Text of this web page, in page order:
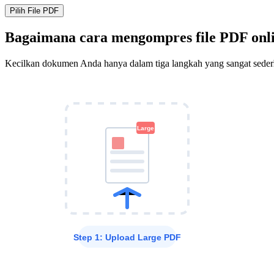
Pilih File PDF
Bagaimana cara mengompres file PDF
Kecilkan dokumen Anda hanya dalam tiga langkah yang sangat